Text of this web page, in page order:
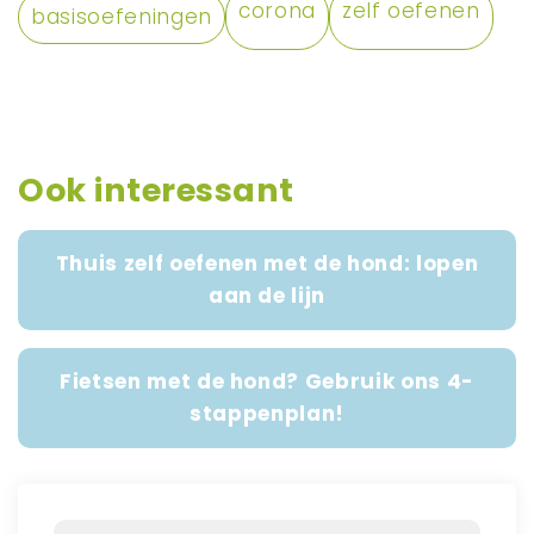
basisoefeningen corona zelf oefenen
Ook interessant
Thuis zelf oefenen met de hond: lopen
aan de lijn
Fietsen met de hond? Gebruik ons 4-
stappenplan!